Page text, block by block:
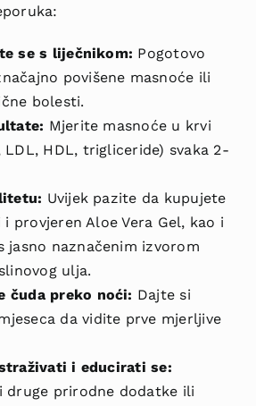
se s liječnikom: Pogotovo
povišene masnoće ili
bolesti.
Mjerite masnoće u krvi
HDL, trigliceride) svaka 2-
Uvijek pazite da kupujete
provjeren Aloe Vera Gel, kao i
jasno naznačenim izvorom
ulja.
čuda preko noći: Dajte si
da vidite prve mjerljive
i educirati se:
druge prirodne dodatke ili